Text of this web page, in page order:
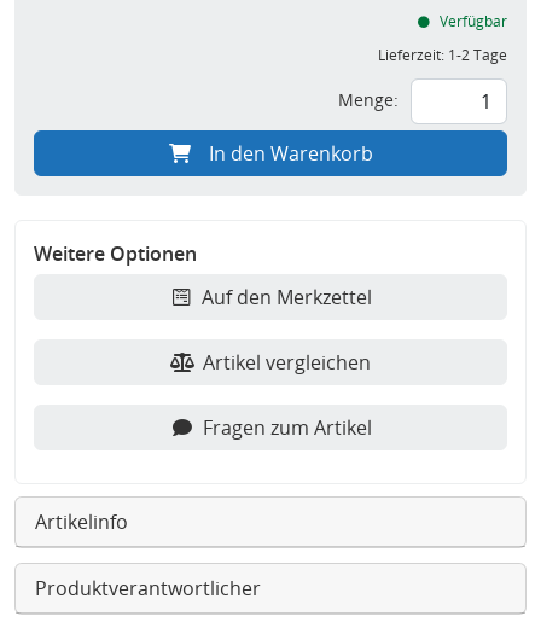
Verfügbar
Lieferzeit: 1-2 Tage
Menge:
In den Warenkorb
Weitere Optionen
Auf den Merkzettel
Artikel vergleichen
Fragen zum Artikel
Artikelinfo
Produktverantwortlicher